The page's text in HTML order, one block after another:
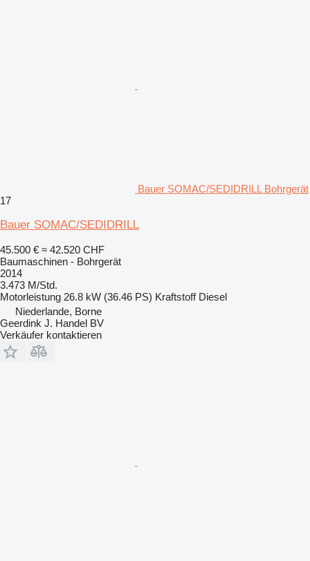
Bauer SOMAC/SEDIDRILL Bohrgerät
17
Bauer SOMAC/SEDIDRILL
45.500 € ≈ 42.520 CHF
Baumaschinen - Bohrgerät
2014
3.473 M/Std.
Motorleistung 26.8 kW (36.46 PS) Kraftstoff Diesel
Niederlande, Borne
Geerdink J. Handel BV
Verkäufer kontaktieren